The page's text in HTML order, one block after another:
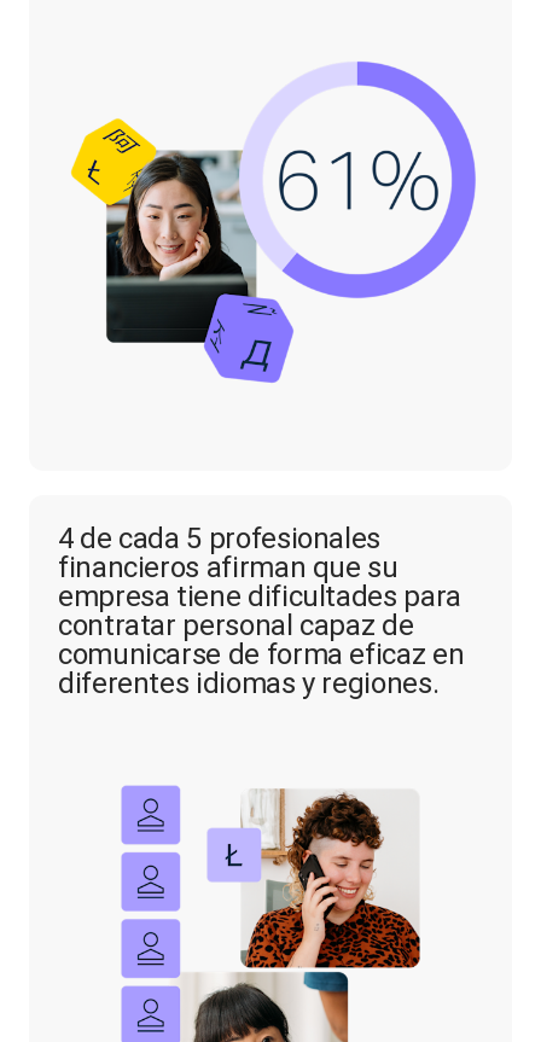
4 de cada 5 profesionales
financieros afirman que su
empresa tiene dificultades para
contratar personal capaz de
comunicarse de forma eficaz en
diferentes idiomas y regiones.